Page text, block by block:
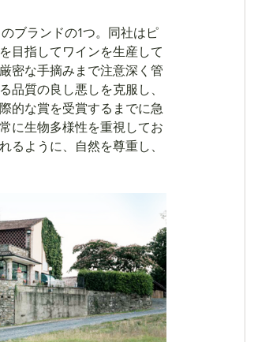
ブランドの1つ。同社はピ
目指してワインを生産して
密な手摘みまで注意深く管
質の良し悪しを克服し、
的な賞を受賞するまでに急
に生物多様性を重視してお
るように、自然を尊重し、